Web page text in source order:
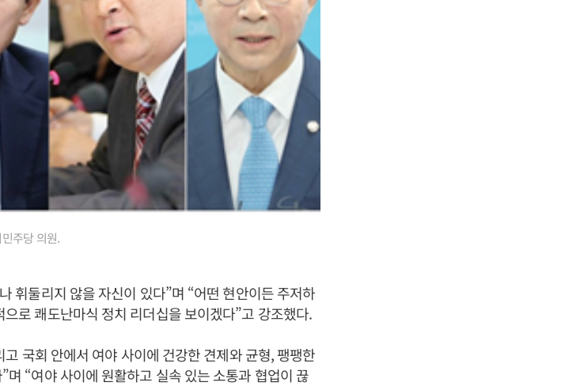
주당 의원.
휘둘리지 않을 자신이 있다”며 “어떤 현안이든 주저하
로 쾌도난마식 정치 리더십을 보이겠다”고 강조했다.
국회 안에서 여야 사이에 건강한 견제와 균형, 팽팽한
“여야 사이에 원활하고 실속 있는 소통과 협업이 끊